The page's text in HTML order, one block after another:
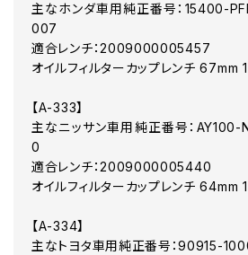
主なホンダ車用純正番号：15400-
007
適合レンチ：2009000005457
オイルフィルターカップレンチ 67mm
【A-333】
主なニッサン車用純正番号：
0
適合レンチ：2009000005440
オイルフィルターカップレンチ 64mm
【A-334】
主なトヨタ車用純正番号：90915-